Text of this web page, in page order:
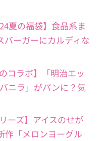
夏の福袋】食品系ま
バーガーにカルディな
コラボ】「明治エッ
ニラ」がパンに？気
ーズ】アイスのせが
作「メロンヨーグル